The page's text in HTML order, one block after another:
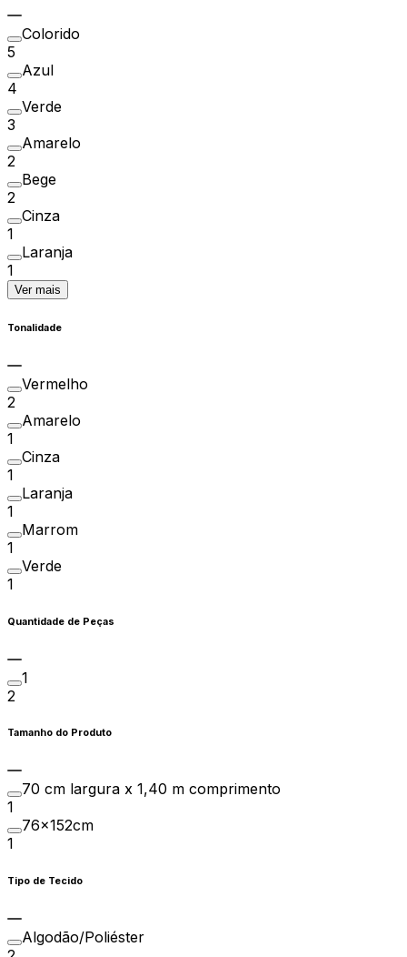
Colorido
5
Azul
4
Verde
3
Amarelo
2
Bege
2
Cinza
1
Laranja
1
Ver mais
Tonalidade
Vermelho
2
Amarelo
1
Cinza
1
Laranja
1
Marrom
1
Verde
1
Quantidade de Peças
1
2
Tamanho do Produto
70 cm largura x 1,40 m comprimento
1
76x152cm
1
Tipo de Tecido
Algodão/Poliéster